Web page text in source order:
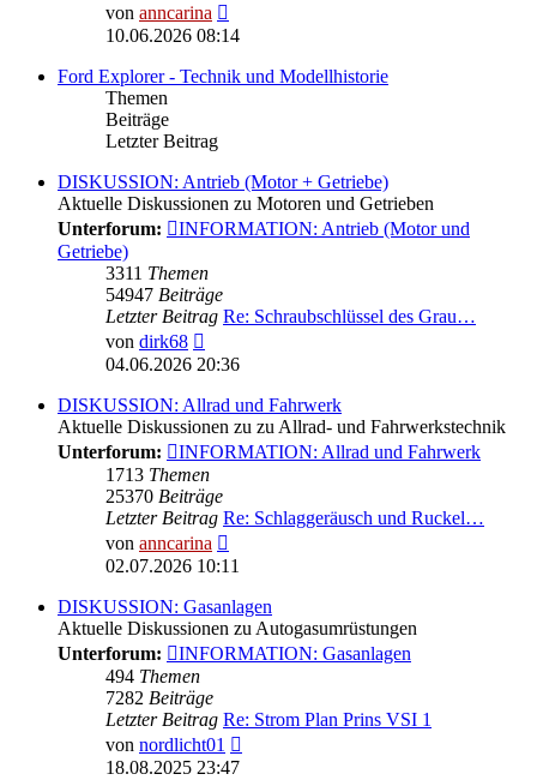
von anncarina
Beitrag
10.06.2026 08:14
Ford Explorer - Technik und Modellhistorie
Themen
Beiträge
Letzter Beitrag
DISKUSSION: Antrieb (Motor + Getriebe)
Aktuelle Diskussionen zu Motoren und Getrieben
Unterforum:
INFORMATION: Antrieb (Motor und
Getriebe)
3311 Themen
54947 Beiträge
Letzter Beitrag Re: Schraubschlüssel des Grau…
von dirk68
Beitrag
04.06.2026 20:36
DISKUSSION: Allrad und Fahrwerk
Aktuelle Diskussionen zu zu Allrad- und Fahrwerkstechnik
Unterforum:
INFORMATION: Allrad und Fahrwerk
1713 Themen
25370 Beiträge
Letzter Beitrag Re: Schlaggeräusch und Ruckel…
von anncarina
Beitrag
02.07.2026 10:11
DISKUSSION: Gasanlagen
Aktuelle Diskussionen zu Autogasumrüstungen
Unterforum:
INFORMATION: Gasanlagen
494 Themen
7282 Beiträge
Letzter Beitrag Re: Strom Plan Prins VSI 1
von nordlicht01
18.08.2025 23:47